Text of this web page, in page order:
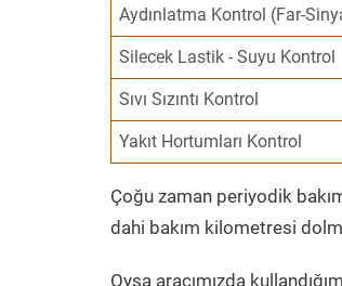
Aydınlatma Kontrol (Far-
Silecek Lastik - Suyu Kontrol
Sıvı Sızıntı Kontrol
Yakıt Hortumları Kontrol
Çoğu zaman periyodik
dahi bakım kilometresi
Oysa aracımızda